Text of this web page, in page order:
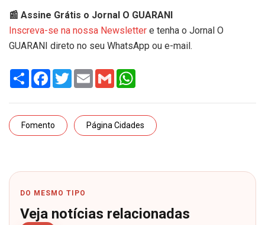
📰 Assine Grátis o Jornal O GUARANI
Inscreva-se na nossa Newsletter e tenha o Jornal O
GUARANI direto no seu WhatsApp ou e-mail.
Share Facebook
TwitterEmail Gmail
Fomento Página Cidades
DO MESMO TIPO
Veja notícias relacionadas